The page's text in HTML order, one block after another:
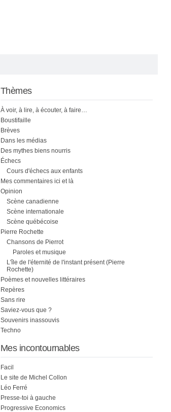
Thèmes
À voir, à lire, à écouter, à faire…
Boustifaille
Brèves
Dans les médias
Des mythes biens nourris
Échecs
Cours d'échecs aux enfants
Mes commentaires ici et là
Opinion
Scène canadienne
Scène internationale
Scène québécoise
Pierre Rochette
Chansons de Pierrot
Paroles et musique
L'île de l'éternité de l'instant présent (Pierre
Rochette)
Poèmes et nouvelles littéraires
Repères
Sans rire
Saviez-vous que ?
Souvenirs inassouvis
Techno
Mes incontournables
Facil
Le site de Michel Collon
Léo Ferré
Presse-toi à gauche
Progressive Economics